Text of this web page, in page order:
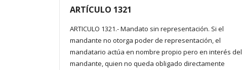
ARTÍCULO 1321
ARTICULO 1321.- Mandato sin representación. Si el
mandante no otorga poder de representación, el
mandatario actúa en nombre propio pero en interés del
mandante, quien no queda obligado directamente